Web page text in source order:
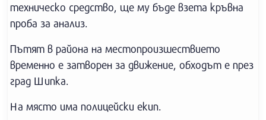
техническо средство, ще му бъде взета кръвна
проба за анализ.
Пътят в района на местопроизшествието
временно е затворен за движение, обходът е през
град Шипка.
На място има полицейски екип.